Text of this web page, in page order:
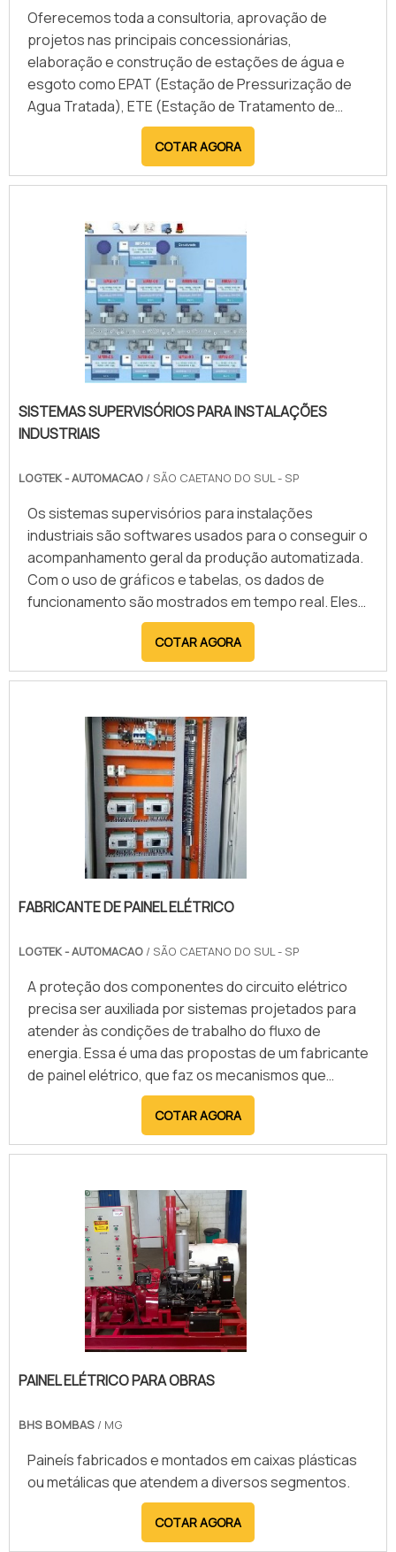
Oferecemos toda a consultoria, aprovação de
projetos nas principais concessionárias,
elaboração e construção de estações de água e
esgoto como EPAT (Estação de Pressurização de
Agua Tratada), ETE (Estação de Tratamento de
Esgoto) e EEE (Estação Elevatória de Esgoto).
COTAR AGORA
SISTEMAS SUPERVISÓRIOS PARA INSTALAÇÕES
INDUSTRIAIS
LOGTEK - AUTOMACAO / SÃO CAETANO DO SUL - SP
Os sistemas supervisórios para instalações
industriais são softwares usados para o conseguir o
acompanhamento geral da produção automatizada.
Com o uso de gráficos e tabelas, os dados de
funcionamento são mostrados em tempo real. Eles
são captados por sensores, fixados nas máquinas e
edificações industriais.Esse sistema é essencial
para realizar o acompanhamento de variáveis
produção de uma indústria. Por isso, todo sistema
de automação deve con.
COTAR AGORA
FABRICANTE DE PAINEL ELÉTRICO
LOGTEK - AUTOMACAO / SÃO CAETANO DO SUL - SP
A proteção dos componentes do circuito elétrico
precisa ser auxiliada por sistemas projetados para
atender às condições de trabalho do fluxo de
energia. Essa é uma das propostas de um fabricante
de painel elétrico, que faz os mecanismos que
organizam as chaves e os dispositivos que realizam
a abertura e o fechamento dos contatos de cada
uma das parte do circuito. Assim, os dispositivos
rede, já que evitam que danos decorrentes de uma
queda inespera.
COTAR AGORA
PAINEL ELÉTRICO PARA OBRAS
BHS BOMBAS / MG
Paineís fabricados e montados em caixas plásticas
ou metálicas que atendem a diversos segmentos.
COTAR AGORA